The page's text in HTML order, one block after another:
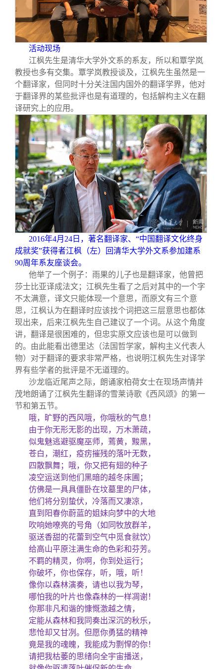
活动现场
江枫先生是清华大学外文系的系友，所以和覃学岚
教授也多有交集。覃学岚教授谈及，江枫先生虽然是一
个翻译家，但同时十分关注国内国外的翻译学界，他对
于翻译界的某些批评也是有道理的，包括解构主义在翻
译研究上的应用。
2016年4月24日，著名翻译家、“中国翻译文化终身
成就奖”获得者江枫（左）回清华大学外文系参加建系
90周年系友座谈会。
他举了一个例子：雨果的儿子也是翻译家，他曾把
莎士比亚译成法文；江枫先生看了之后对其中的一个字
不太满意，译文只能体现一个意思，而原文有三个意
思，江枫认为在翻译时应该找个词把这三层意思也都体
现出来，后来江枫先生自己建议了一个词。从这个角度
讲，翻译是很困难的，但忠实原文应该也是可以做到
的。由此能看出德里达（法国哲学家，解构主义代表人
物）对于翻译的要求非常严格，也说明江枫先生对译学
界有些学者的批评是不无道理的。
沙龙临近尾声之际，朗诵家柏荷女士在现场声情并
茂地朗诵了江枫先生翻译的雪莱诗歌《西风颂》的第一
节和第五节。
哦，旷野的西风哦，你哦秋的气息！
由于你无形无影的出现，万木萧疏，
似鬼魅逃避驱魔巫师，蔫黄，黢黑，
苍白，潮红，疫疠摧残的落叶无数，
四散飘舞；哦，你又把有翅的种子
凌空运送到他们黑暗的越冬床圃；
仿佛是一具具僵卧在坟墓里的尸体，
他们将分别蛰伏，冷落而又凄凉，
直到阳春你蔚蓝的姐妹向梦中的大地
吹响她嘹亮的号角（如同牧放群羊，
驱送香甜的花蕾到空气中觅食就饮）
给高山平原注满生命的色彩和芬芳。
不羁的精灵，你啊，你到处运行；
你破坏，你也保存，听，哦，听！
像你以森林演奏，请也以我为琴，
哪怕我的叶片也像森林的一样凋谢！
你那非凡和谐的慷慨激越之情，
定能从森林和我同奏出深沉的秋乐，
悲怆却又甘冽。但愿你勇猛的精神
竟是我的魂魄，我能成为剽悍的你！
请把我枯萎的思绪向全宇宙播送，